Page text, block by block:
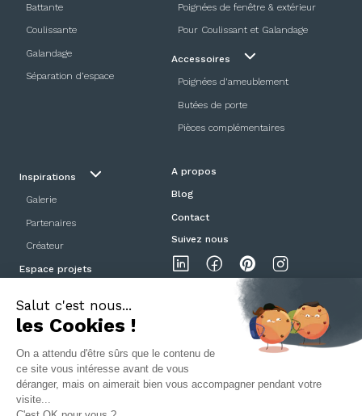
Battante
Coulissante
Galandage
Séparation d’espace
Poignées de fenêtre & extérieur
Pour Coulissant et Galandage
Accessoires
Poignées d'ameublement
Butées de porte
Pièces complémentaires
Inspirations
Galerie
Partenaires
Créateur
Espace projets
A propos
Blog
Contact
Suivez nous
Mentions légalesPolitique de confidentialitéCGV